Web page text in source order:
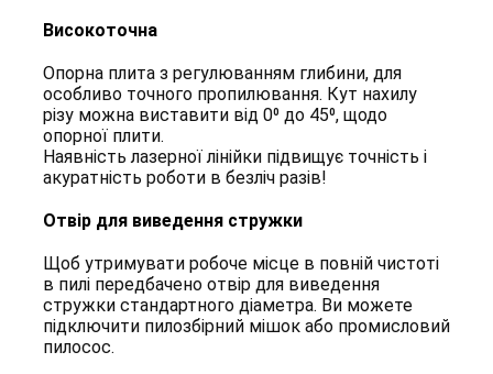
Високоточна
Опорна плита з регулюванням глибини, для
особливо точного пропилювання. Кут нахилу
різу можна виставити від 0⁰ до 45⁰, щодо
опорної плити.
Наявність лазерної лінійки підвищує точність і
акуратність роботи в безліч разів!
Отвір для виведення стружки
Щоб утримувати робоче місце в повній чистоті
в пилі передбачено отвір для виведення
стружки стандартного діаметра. Ви можете
підключити пилозбірний мішок або промисловий
пилосос.